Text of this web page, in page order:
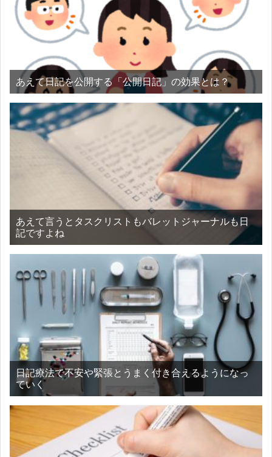
あえて日記を公開する「公開日記」の効果とは？
あえて言うとタスクリストもバレットジャーナルも日
記ですよね
日記療法で不安や緊張とうまく付き合えるようになっ
ていく